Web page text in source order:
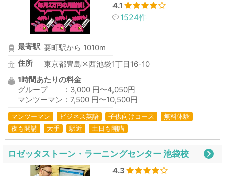
4.1
1524件
最寄駅 要町駅から 1010m
住所
東京都豊島区西池袋1丁目16-10
1時間あたりの料金
グループ ：3,000 円〜4,050円
マンツーマン：7,500 円〜10,500円
マンツーマン ビジネス英語 子供向けコース
無料体験
夜も開講
大手 駅近 土日も開講
ロゼッタストーン・ラーニングセンター 池袋校
4.3